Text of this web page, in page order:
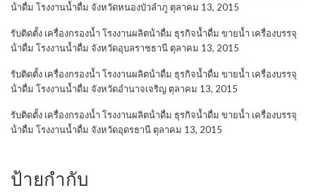
น้ําดื่ม โรงงานน้ำดื่ม จังหวัดหนองบัวลำภู ตุลาคม 13, 2015
รับติดตั้ง เครื่องกรองน้ำ โรงงานผลิตน้ําดื่ม ธุรกิจน้ำดื่ม ขายน้ำ เครื่องบรรจุ
น้ําดื่ม โรงงานน้ำดื่ม จังหวัดอุบลราชธานี ตุลาคม 13, 2015
รับติดตั้ง เครื่องกรองน้ำ โรงงานผลิตน้ําดื่ม ธุรกิจน้ำดื่ม ขายน้ำ เครื่องบรรจุ
น้ําดื่ม โรงงานน้ำดื่ม จังหวัดอำนาจเจริญ ตุลาคม 13, 2015
รับติดตั้ง เครื่องกรองน้ำ โรงงานผลิตน้ําดื่ม ธุรกิจน้ำดื่ม ขายน้ำ เครื่องบรรจุ
น้ําดื่ม โรงงานน้ำดื่ม จังหวัดอุดรธานี ตุลาคม 13, 2015
ป้ายกำกับ